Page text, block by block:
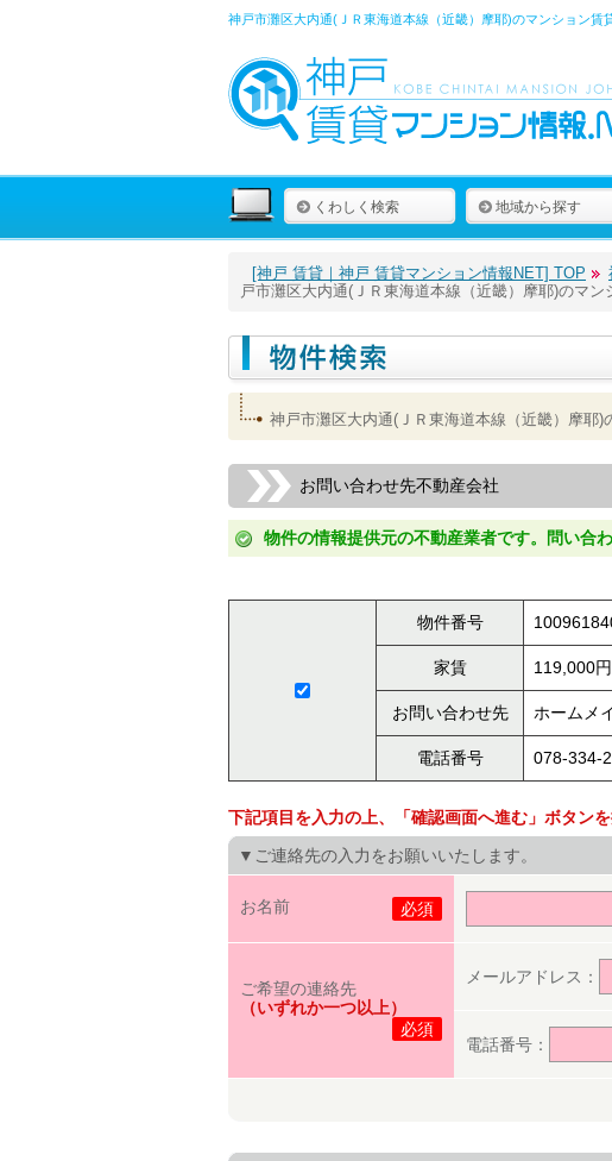
神戸市灘区大内通(ＪＲ東海道本線（近畿）摩耶)のマンション
くわしく検索 地域から探す
[神戸 賃貸｜神戸 賃貸マンション情報NET] TOP
戸市灘区大内通(ＪＲ東海道本線（近畿）摩耶)のマ
神戸市灘区大内通(ＪＲ東海道本線（近畿）摩耶
お問い合わせ先不動産会社
物件の情報提供元の不動産業者です。問い合
物件番号
家賃 119,000円
お問い合わせ先 ホームメ
電話番号 078-334-
下記項目を入力の上、「確認画面へ進む」ボタン
▼ご連絡先の入力をお願いいたします。
お名前 必須
ご希望の連絡先
（いずれか一つ以上）
必須
メールアドレス：
電話番号：